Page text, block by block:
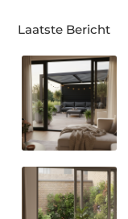
Laatste Bericht